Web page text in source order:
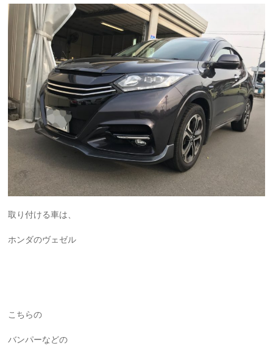
取り付ける車は、
ホンダのヴェゼル
こちらの
バンパーなどの